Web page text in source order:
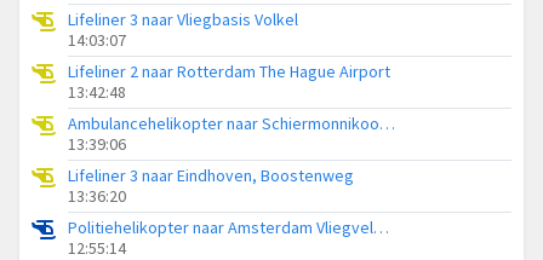
Lifeliner 3 naar Vliegbasis Volkel
14:03:07
Lifeliner 2 naar Rotterdam The Hague Airport
13:42:48
Ambulancehelikopter naar Schiermonnikoog Heliport
13:39:06
Lifeliner 3 naar Eindhoven, Boostenweg
13:36:20
Politiehelikopter naar Amsterdam Vliegveld Schiphol
12:55:14